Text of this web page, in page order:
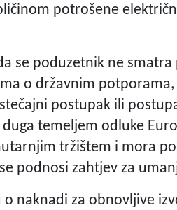
potrošene
se poduzetnik ne
o državnim
postupak ili
temeljem odluke
tržištem i mora
podnosi zahtjev za
naknadi za obnovljive